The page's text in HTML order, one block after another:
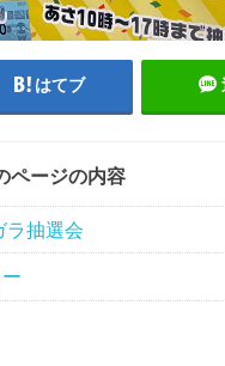
はてブ
ページの内容
ラ抽選会